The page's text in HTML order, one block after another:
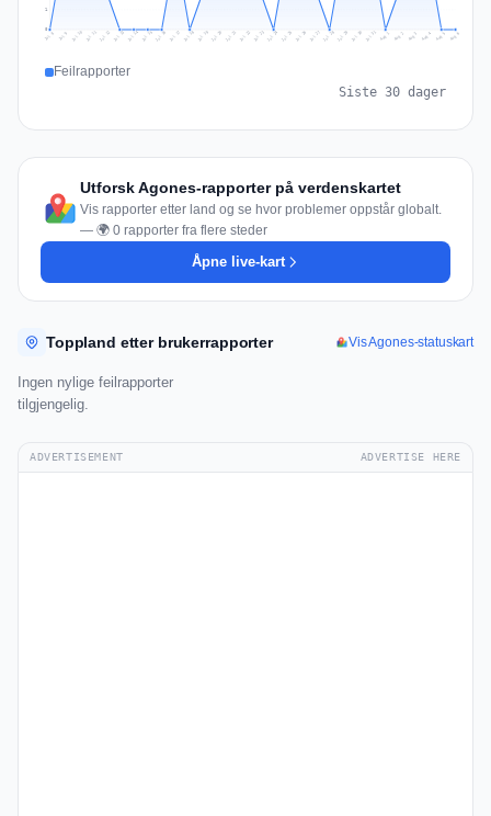
1
Jul 8 Jul 9 Jul 10 Jul 11 Jul 12 Jul 13 Jul 14 Jul 15 Jul 16 Jul 17 Jul 18 Jul 19 Jul 20 Jul 21 Jul 22 Jul 23 Jul 24 Jul 25 Jul 26 Jul 27 Jul 28 Jul 29 Jul 30 Jul 31 Aug 1 Aug 2 Aug 3 Aug 4 Aug 5 Aug 6
Feilrapporter
Siste 30 dager
Utforsk Agones-rapporter på verdenskartet
Vis rapporter etter land og se hvor problemer oppstår globalt.
— 🌍 0 rapporter fra flere steder
Åpne live-kart
Toppland etter brukerrapporter Vis Agones-statuskart
Ingen nylige feilrapporter
tilgjengelig.
ADVERTISEMENT ADVERTISE HERE